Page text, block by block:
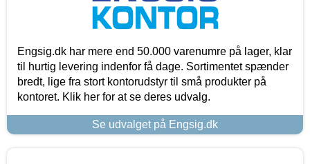
Engsig.dk har mere end 50.000 varenumre på lager, klar
til hurtig levering indenfor få dage. Sortimentet spænder
bredt, lige fra stort kontorudstyr til små produkter på
kontoret. Klik her for at se deres udvalg.
Se udvalget på Engsig.dk